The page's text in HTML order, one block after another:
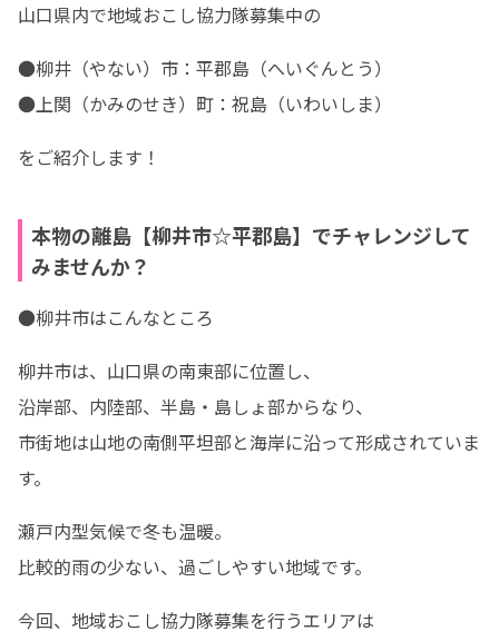
山口県内で地域おこし協力隊募集中の
●柳井（やない）市：平郡島（へいぐんとう）
●上関（かみのせき）町：祝島（いわいしま）
をご紹介します！
本物の離島【柳井市☆平郡島】でチャレンジして
みませんか？
●柳井市はこんなところ
柳井市は、山口県の南東部に位置し、
沿岸部、内陸部、半島・島しょ部からなり、
市街地は山地の南側平坦部と海岸に沿って形成されていま
す。
瀬戸内型気候で冬も温暖。
比較的雨の少ない、過ごしやすい地域です。
今回、地域おこし協力隊募集を行うエリアは